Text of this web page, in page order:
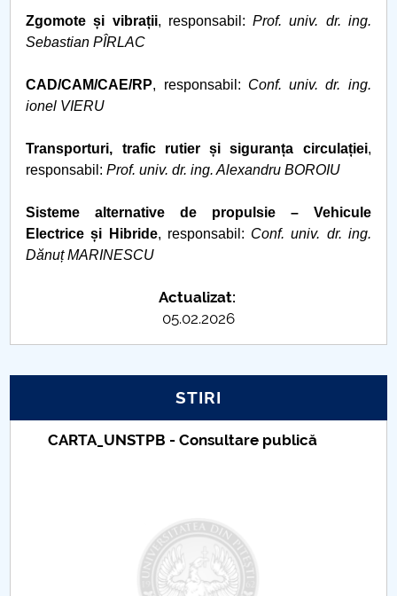
Studenți
Ghiduri pentru STUDENȚI
Relații Internaționale
PNRR
Proiect PRIM STUD
Protecția datelor personale
UNIVERSITATE pentru comunitate
IOSUD/CSUD-Doctorate
Accesibilitate pentru studenții cu dizabilități
Zgomote și vibrații, responsabil:Prof. univ. dr. ing.
Sebastian PÎRLAC
CAD/CAM/CAE/RP, responsabil: Conf. univ. dr. ing.
ionel VIERU
Transporturi, trafic rutier și siguranța circulației,
responsabil:Prof. univ. dr. ing. Alexandru BOROIU
Sisteme alternative de propulsie – Vehicule
Electrice și Hibride, responsabil: Conf. univ. dr. ing.
Dănuț MARINESCU
Actualizat:
05.02.2026
STIRI
CARTA_UNSTPB - Consultare publică